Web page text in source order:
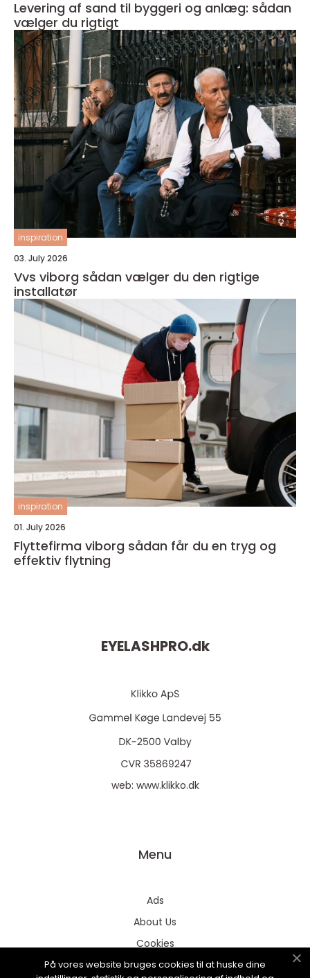
Levering af sand til byggeri og anlæg: sådan
vælger du rigtigt
inspiration
03. July 2026
Vvs viborg sådan vælger du den rigtige
installatør
inspiration
01. July 2026
Flyttefirma viborg sådan får du en tryg og
effektiv flytning
EYELASHPRO.dk
web: www.klikko.dk
Menu
Ads
About Us
Cookies
Contact
På vores website bruges cookies til at huske dine